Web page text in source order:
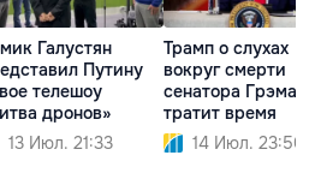
Галустян
Путину
телешоу
дронов»
13 Июл. 21:33
Трамп о слухах
вокруг смерти
сенатора Грэма:
тратит время
14 Июл. 23:50